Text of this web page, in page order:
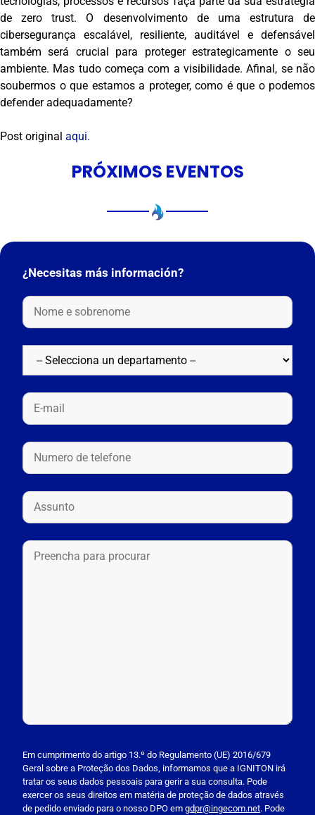
de zero trust. O desenvolvimento de uma estrutura de
cibersegurança escalável, resiliente, auditável e defensável
também será crucial para proteger estrategicamente o seu
ambiente. Mas tudo começa com a visibilidade. Afinal, se não
soubermos o que estamos a proteger, como é que o podemos
defender adequadamente?
Post original aqui.
PRÓXIMOS EVENTOS
¿Necesitas más información?
l
e
a
s
Em cumprimento do artigo 13.º do Regulamento (UE) 2016/679
Geral sobre a Proteção dos Dados, informamos que a IGNITON irá
tratar os seus dados pessoais para gerir a sua consulta. Pode
exercer os seus direitos em matéria de proteção de dados através
de pedido enviado para o nosso DPO em gdpr@ingecom.net. Pode